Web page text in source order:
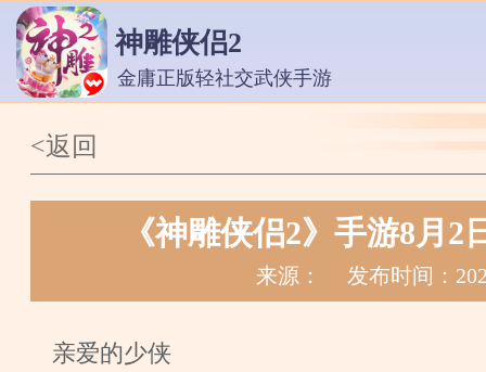
神雕侠侣2
金庸正版轻社交武侠手游
<返回
《神雕侠侣2》手游8月2
来源： 发布时间：
亲爱的少侠